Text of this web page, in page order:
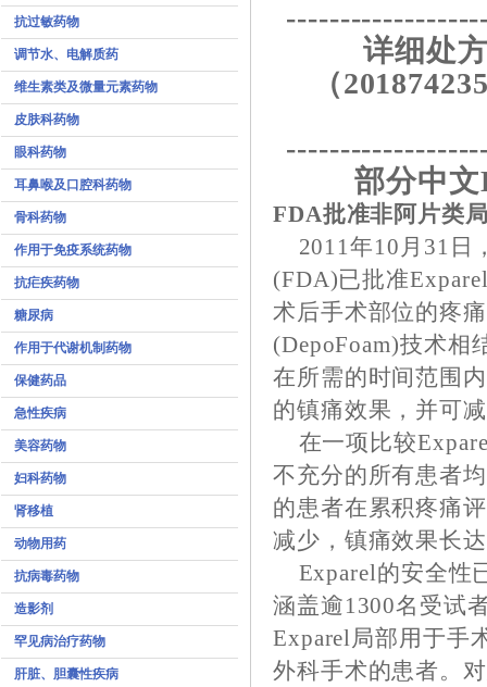
抗过敏药物
调节水、电解质药
维生素类及微量元素药物
皮肤科药物
眼科药物
耳鼻喉及口腔科药物
骨科药物
作用于免疫系统药物
抗疟疾药物
糖尿病
作用于代谢机制药物
保健药品
急性疾病
美容药物
妇科药物
肾移植
动物用药
抗病毒药物
造影剂
罕见病治疗药物
肝脏、胆囊性疾病
详细处
（
部分中
FDA批准非阿片类
2011年10月31日
(FDA)已批准
术后手术部位的疼
(DepoFoam)技术相
在所需的时间范围
的镇痛效果，并可
在一项比较
不充分的所有患者
的患者在累积疼痛
减少，镇痛效果长
Exparel的安全性
涵盖逾1300名受试
Exparel局部用于手
外科手术的患者。